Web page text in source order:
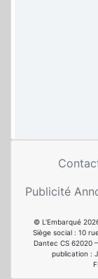
Publicité
© L'Embarqué
Siège social : 10
Dantec CS 62020
publication :